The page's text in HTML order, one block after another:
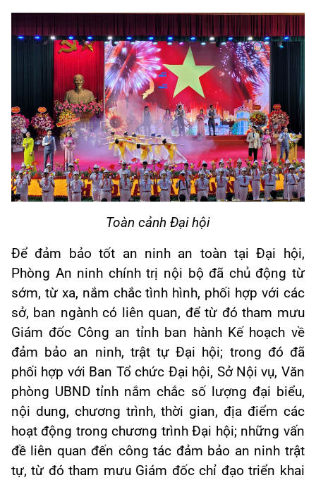
Toàn cảnh Đại hội
Để đảm bảo tốt an ninh an toàn tại Đại hội,
Phòng An ninh chính trị nội bộ đã chủ động từ
sớm, từ xa, nắm chắc tình hình, phối hợp với các
sở, ban ngành có liên quan, để từ đó tham mưu
Giám đốc Công an tỉnh ban hành Kế hoạch về
đảm bảo an ninh, trật tự Đại hội; trong đó đã
phối hợp với Ban Tổ chức Đại hội, Sở Nội vụ, Văn
phòng UBND tỉnh nắm chắc số lượng đại biểu,
nội dung, chương trình, thời gian, địa điểm các
hoạt động trong chương trình Đại hội; những vấn
đề liên quan đến công tác đảm bảo an ninh trật
tự, từ đó tham mưu Giám đốc chỉ đạo triển khai